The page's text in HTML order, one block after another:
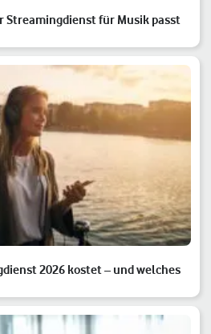
Streamingdienst für Musik passt
2026 kostet – und welches